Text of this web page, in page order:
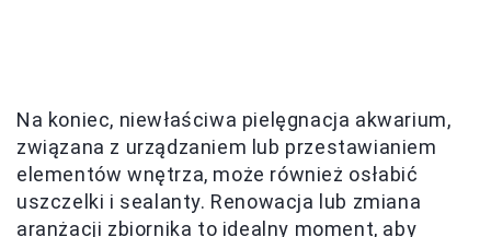
Na koniec, niewłaściwa pielęgnacja akwarium,
związana z urządzaniem lub przestawianiem
elementów wnętrza, może również osłabić
uszczelki i sealanty. Renowacja lub zmiana
aranżacji zbiornika to idealny moment, aby